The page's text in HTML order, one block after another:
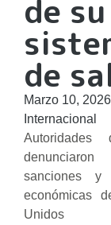
de su
de
Marzo 10, 2026
Internacional
Autoridades
sanciones y
económicas
Unidos